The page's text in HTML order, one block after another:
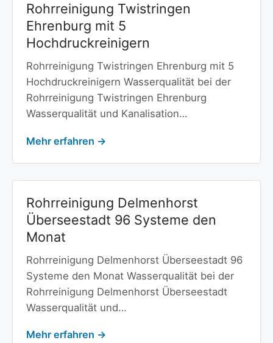
Rohrreinigung Twistringen
Ehrenburg mit 5
Hochdruckreinigern
Rohrreinigung Twistringen Ehrenburg mit 5
Hochdruckreinigern Wasserqualität bei der
Rohrreinigung Twistringen Ehrenburg
Wasserqualität und Kanalisation…
Mehr erfahren →
Rohrreinigung Delmenhorst
Überseestadt 96 Systeme den
Monat
Rohrreinigung Delmenhorst Überseestadt 96
Systeme den Monat Wasserqualität bei der
Rohrreinigung Delmenhorst Überseestadt
Wasserqualität und…
Mehr erfahren →